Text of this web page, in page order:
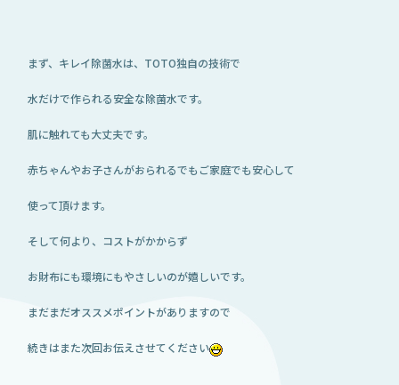
まず、キレイ除菌水は、TOTO独自の技術で
水だけで作られる安全な除菌水です。
肌に触れても大丈夫です。
赤ちゃんやお子さんがおられるでもご家庭でも安心して
使って頂けます。
そして何より、コストがかからず
お財布にも環境にもやさしいのが嬉しいです。
まだまだオススメポイントがありますので
続きはまた次回お伝えさせてください